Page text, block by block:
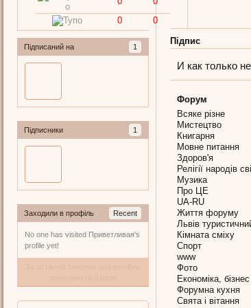
0
0
Підписаний на 1
Підписники 1
Заходили в профіль Recent
No one has visited Приветливая's
profile yet!
Підпис
И как только
Форум
Всяке різне
Мистецтво
Книгарня
Мовне питання
Здоров'я
Релігії народів
Музика
Про ЦЕ
UA-RU
Життя форуму
Львів
Кімната сміху
Спорт
www
Фото
Економіка,
Форумна кухня
Свята і вітання